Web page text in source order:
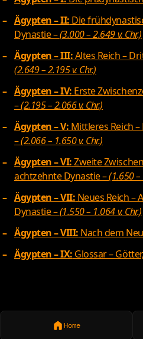
Ägypten – II: Die
Dynastie –(3.000 – 2.649 v. Chr.)
Ägypten – III:Altes Reich –
(2.649 – 2.195 v. Chr.)
Ägypten – IV: Erste
–(2.195 – 2.066 v. Chr.)
Ägypten – V: Mittleres Reich
–(2.066 – 1.650 v. Chr.)
Ägypten – VI:Zweite
achtzehnte Dynastie –(1.650 –
Ägypten – VII: Neues Reich –
Dynastie –(1.550 – 1.064 v. Chr.)
Ägypten – VIII: Nach dem
Ägypten – IX: Glossar –
Home